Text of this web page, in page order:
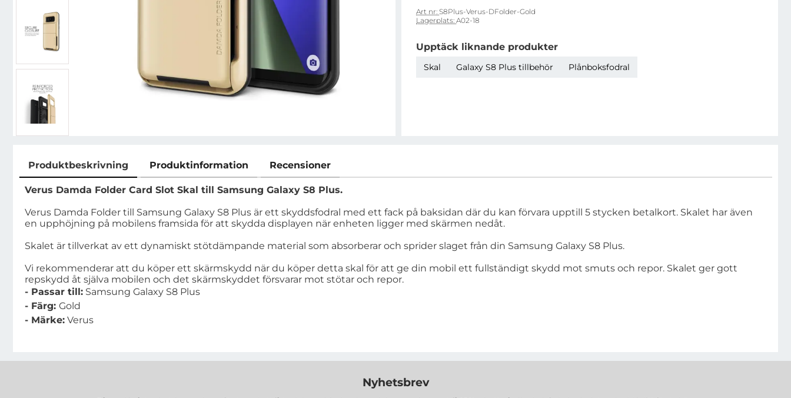
Art nr: S8Plus-Verus-DFolder-Gold
Lagerplats: A02-18
Upptäck liknande produkter
Skal Galaxy S8 Plus tillbehör Plånboksfodral
Produktbeskrivning Produktinformation Recensioner
Produktbeskrivning
Verus Damda Folder Card Slot Skal till Samsung Galaxy S8 Plus.
Verus Damda Folder till Samsung Galaxy S8 Plus är ett skyddsfodral med ett fack på baksidan där du kan förvara upptill 5 stycken betalkort. Skalet har även
en upphöjning på mobilens framsida för att skydda displayen när enheten ligger med skärmen nedåt.
Skalet är tillverkat av ett dynamiskt stötdämpande material som absorberar och sprider slaget från din Samsung Galaxy S8 Plus.
Vi rekommenderar att du köper ett skärmskydd när du köper detta skal för att ge din mobil ett fullständigt skydd mot smuts och repor. Skalet ger gott
repskydd åt själva mobilen och det skärmskyddet försvarar mot stötar och repor.
- Passar till: Samsung Galaxy S8 Plus
- Färg: Gold
- Märke: Verus
Nyhetsbrev